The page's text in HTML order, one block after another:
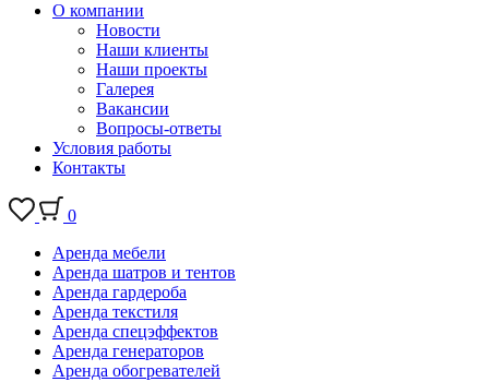
О компании
Новости
Наши клиенты
Наши проекты
Галерея
Вакансии
Вопросы-ответы
Условия работы
Контакты
0
Аренда мебели
Аренда шатров и тентов
Аренда гардероба
Аренда текстиля
Аренда спецэффектов
Аренда генераторов
Аренда обогревателей